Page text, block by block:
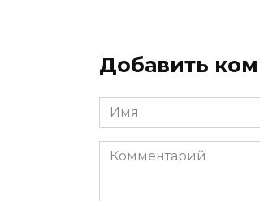
Добавить
Имя
Комментарий